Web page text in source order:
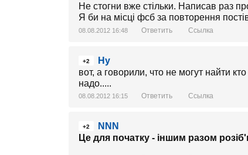
Не стогни вже стільки. Написав раз
Я би на місці фсб за повторення
08.08.2012 16:48 Ответить Ссылка
+2
Ну
вот, а говорили, что не могут найти
надо.....
08.08.2012 16:15 Ответить Ссылка
+2
NNN
Це для початку - іншим разом